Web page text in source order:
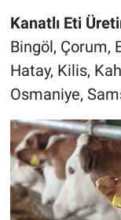
Kanatlı Eti
Bingöl, Çorum,
Hatay, Kilis,
Osmaniye,